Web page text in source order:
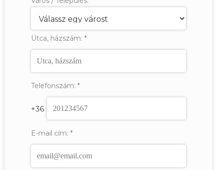
Utca, házszám: *
Telefonszám: *
+36
E-mail cím: *